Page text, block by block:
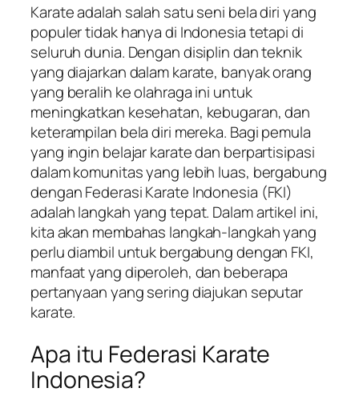
Karate adalah salah satu seni bela diri yang
populer tidak hanya di Indonesia tetapi di
seluruh dunia. Dengan disiplin dan teknik
yang diajarkan dalam karate, banyak orang
yang beralih ke olahraga ini untuk
meningkatkan kesehatan, kebugaran, dan
keterampilan bela diri mereka. Bagi pemula
yang ingin belajar karate dan berpartisipasi
dalam komunitas yang lebih luas, bergabung
dengan Federasi Karate Indonesia (FKI)
adalah langkah yang tepat. Dalam artikel ini,
kita akan membahas langkah-langkah yang
perlu diambil untuk bergabung dengan FKI,
manfaat yang diperoleh, dan beberapa
pertanyaan yang sering diajukan seputar
karate.
Apa itu Federasi Karate
Indonesia?